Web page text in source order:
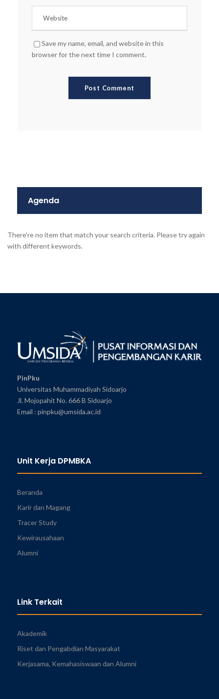
Save my name, email, and website in this
browser for the next time I comment.
Agenda
There're no item that match your search criteria. Please try again
with different keywords.
PinPku
Universitas Muhammadiyah Sidoarjo
Jl. Mojopahit No. 666 B Sidoarjo
Email : pinpku@umsida.ac.id
Unit Kerja DPMBKA
Beranda
Karir dan Magang
Tracer Study
Kewirausahaan
Alumni
Link Terkait
Akademik
Riset dan Pengabdian Masyarakat
Kerjasama, Kemahasiswaan dan Alumni